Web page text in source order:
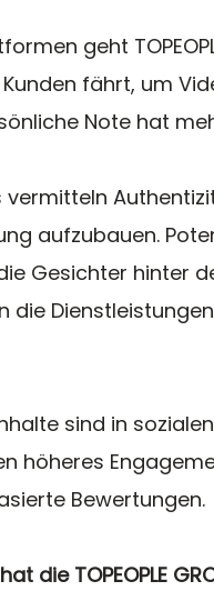
geht
fährt, um
Note hat
vermitteln
aufzubauen.
Gesichter hinter
Dienstleistungen
sind in
höheres
Bewertungen.
die TOPEOPLE